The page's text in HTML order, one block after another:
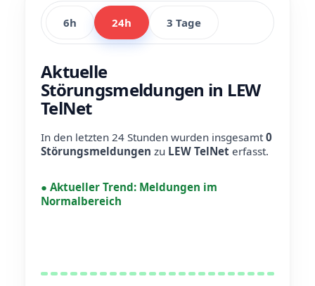
6h 24h 3 Tage
Aktuelle
Störungsmeldungen in LEW
TelNet
In den letzten 24 Stunden wurden insgesamt0
Störungsmeldungen zu LEW TelNet erfasst.
● Aktueller Trend: Meldungen im
Normalbereich